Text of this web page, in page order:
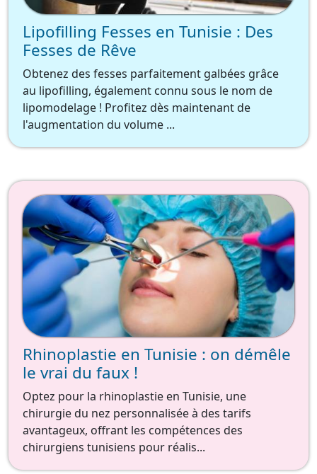
Lipofilling Fesses en Tunisie : Des
Fesses de Rêve
Obtenez des fesses parfaitement galbées grâce
au lipofilling, également connu sous le nom de
lipomodelage ! Profitez dès maintenant de
l'augmentation du volume ...
Rhinoplastie en Tunisie : on démêle
le vrai du faux !
Optez pour la rhinoplastie en Tunisie, une
chirurgie du nez personnalisée à des tarifs
avantageux, offrant les compétences des
chirurgiens tunisiens pour réalis...